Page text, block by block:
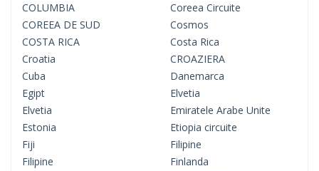
COLUMBIA
Coreea Circuite
COREEA DE SUD
Cosmos
COSTA RICA
Costa Rica
Croatia
CROAZIERA
Cuba
Danemarca
Egipt
Elvetia
Elvetia
Emiratele Arabe Unite
Estonia
Etiopia circuite
Fiji
Filipine
Filipine
Finlanda